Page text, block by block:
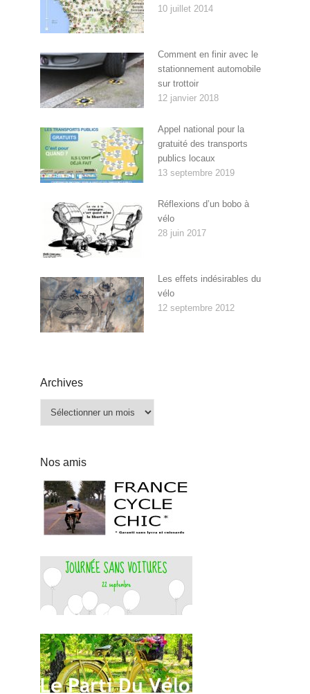
10 juillet 2014
Comment en finir avec le
stationnement automobile
sur trottoir
12 janvier 2018
Appel national pour la
gratuité des transports
publics locaux
13 septembre 2019
Réflexions d’un bobo à
vélo
28 juin 2017
Les effets indésirables du
vélo
12 septembre 2012
Archives
Nos amis